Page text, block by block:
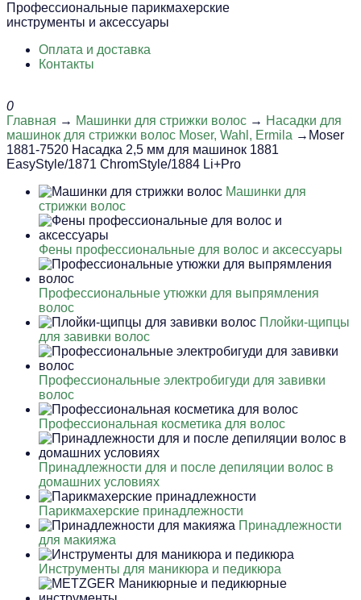
Профессиональные парикмахерские
инструменты и аксессуары
Оплата и доставка
Контакты
0
Главная → Машинки для стрижки волос → Насадки для
машинок для стрижки волос Moser, Wahl, Ermila →Moser
1881-7520 Насадка 2,5 мм для машинок 1881
EasyStyle/1871 ChromStyle/1884 Li+Pro
Машинки для
стрижки волос
Фены профессиональные для волос и аксессуары
Профессиональные утюжки для выпрямления
волос
Плойки-щипцы
для завивки волос
Профессиональные электробигуди для завивки
волос
Профессиональная косметика для волос
Принадлежности для и после депиляции волос в
домашних условиях
Парикмахерские принадлежности
Принадлежности
для макияжа
Инструменты для маникюра и педикюра